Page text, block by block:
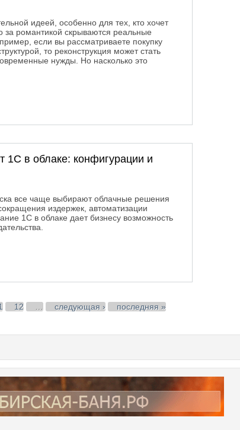
идеей, особенно для тех, кто хочет
за романтикой скрываются реальные
если вы рассматриваете покупку
то реконструкция может стать
нужды. Но насколько это
1С в облаке: конфигурации и
все чаще выбирают облачные решения
издержек, автоматизации
1С в облаке дает бизнесу возможность
12 следующая › последняя »